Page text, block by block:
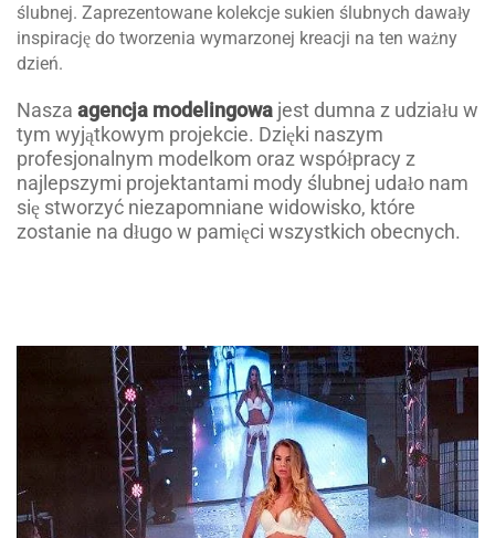
ślubnej. Zaprezentowane kolekcje sukien ślubnych dawały
inspirację do tworzenia wymarzonej kreacji na ten ważny
dzień.
Nasza agencja modelingowa jest dumna z udziału w
tym wyjątkowym projekcie. Dzięki naszym
profesjonalnym modelkom oraz współpracy z
najlepszymi projektantami mody ślubnej udało nam
się stworzyć niezapomniane widowisko, które
zostanie na długo w pamięci wszystkich obecnych.